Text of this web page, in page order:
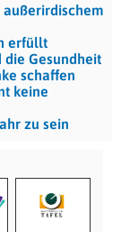
außerirdischem
erfüllt
die Gesundheit
schaffen
keine
zu sein